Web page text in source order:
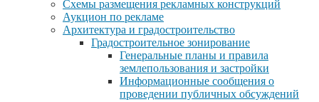
Схемы размещения рекламных конструкций
Аукцион по рекламе
Архитектура и градостроительство
Градостроительное зонирование
Генеральные планы и правила
землепользования и застройки
Информационные сообщения о
проведении публичных обсуждений